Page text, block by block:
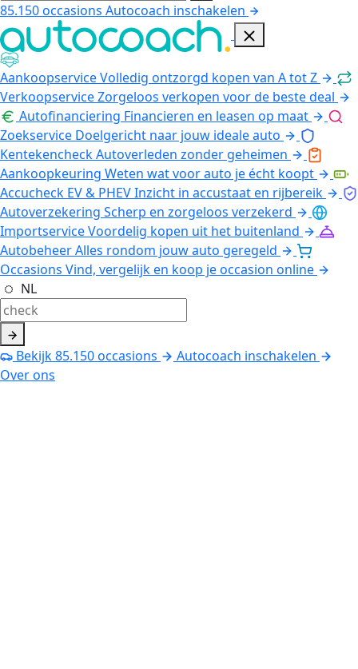
85.150occasions Autocoach inschakelen
AankoopserviceVolledig ontzorgd kopen van A tot Z
VerkoopserviceZorgeloos verkopen voor de beste deal
Autofinanciering Financieren en leasen op maat
Zoekservice Doelgericht naar jouw ideale auto
KentekencheckAutoverleden zonder geheimen
Aankoopkeuring Weten wat voor auto je écht koopt
Accucheck EV & PHEVInzicht in accustaat en rijbereik
Autoverzekering Scherp en zorgeloos verzekerd
ImportserviceVoordelig kopen uit het buitenland
AutobeheerAlles rondom jouw auto geregeld
Occasions Vind, vergelijk en koop je occasion online
NL
Bekijk85.150occasions
Autocoach inschakelen
Over ons